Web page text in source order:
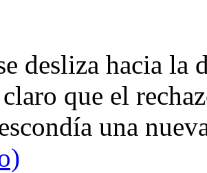
desliza hacia
que el
una